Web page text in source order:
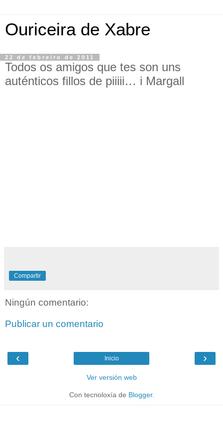
Ouriceira de Xabre
22 de febreiro de 2011
Todos os amigos que tes son uns
auténticos fillos de piiiii… i Margall
Compartir
Ningún comentario:
Publicar un comentario
‹ ›
Inicio
Ver versión web
Con tecnoloxía de Blogger.